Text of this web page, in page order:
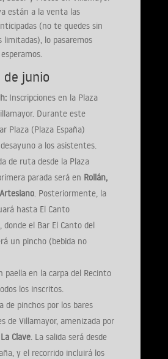
están a la venta las
(no te quedes sin
limitadas), lo pasaremos
de junio
Inscripciones en la Plaza
Durante este
Plaza (Plaza España)
a los asistentes.
de ruta desde la Plaza
parada será en Rollán,
. Posteriormente, la
hasta El Canto
donde el Bar El Canto del
un pincho (bebida no
paella en la carpa del Recinto
los inscritos.
de pinchos por los bares
de Villamayor, amenizada por
Clave. La salida será desde
y el recorrido incluirá los